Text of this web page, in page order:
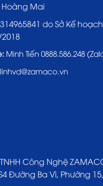
Mai
do Sở Kế
Minh Tiến 0888.586.248
Công Nghệ
Đường Ba Vì, Phường